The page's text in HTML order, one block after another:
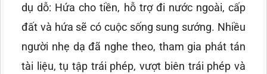
dụ dỗ: Hứa cho tiền, hỗ trợ đi nước ngoài, cấp
đất và hứa sẽ có cuộc sống sung sướng. Nhiều
người nhẹ dạ đã nghe theo, tham gia phát tán
tài liệu, tụ tập trái phép, vượt biên trái phép và